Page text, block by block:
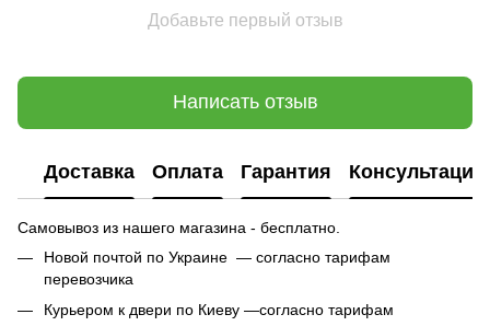
Добавьте первый отзыв
Написать отзыв
Доставка Оплата Гарантия Консультация
Самовывоз из нашего магазина - бесплатно.
Новой почтой по Украине — согласно тарифам
перевозчика
Курьером к двери по Киеву —согласно тарифам